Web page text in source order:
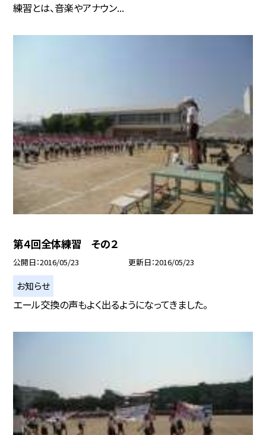
練習とは、音楽やアナウン...
第４回全体練習 その２
公開日 2016/05/23 更新日 2016/05/23
お知らせ
エール交換の声もよく出るようになってきました。